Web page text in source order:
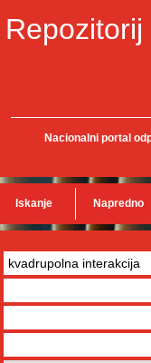
Nacionalni portal
Iskanje Napredno